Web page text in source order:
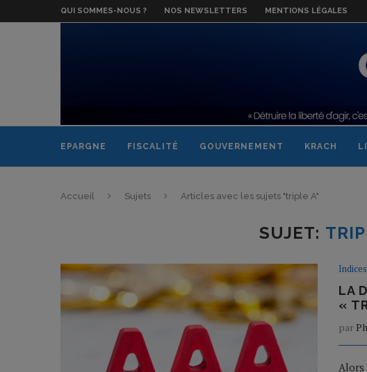
QUI SOMMES-NOUS ? NOS NEWSLETTERS MENTIONS LÉGALES
EPARGNE FISCALITÉ GOUVERNEMENT KRACH
Accueil Sujets Articles avec les sujets "triple A"
SUJET:
LA
«
par
Alors